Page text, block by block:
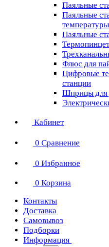
Паяльные
Паяльные
температуры
Паяльные
Флюс для
Цифровые
станции
Шприцы для
Кабинет
0 Сравнение
0 Избранное
0 Корзина
Контакты
Доставка
Самовывоз
Подборки
Информация